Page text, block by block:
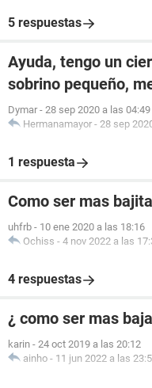
5 respuestas
Ayuda, tengo un
sobrino pequeño,
Dymar - 28 sep 2020 a las 04:49
Hermanamayor - 28 sep
1 respuesta
Como ser mas bajita
uhfrb - 10 ene 2020 a las 18:16
Ochiss - 4 nov 2022 a las
4 respuestas
¿ como ser mas
karin - 24 oct 2019 a las 20:12
ainho - 11 jun 2022 a las